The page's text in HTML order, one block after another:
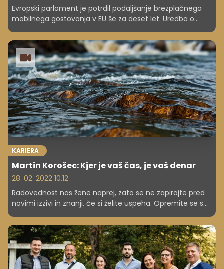
Evropski parlament je potrdil podaljšanje brezplačnega
mobilnega gostovanja v EU še za deset let. Uredba o
mobilnem gostovanju, ki je 15. junija 2017 omogočila
evropskim državljanom, da med potovanjem v drugih
državah EU kličejo, pošiljajo sporočila in brskajo po spletu
brez dodatnih stroškov, bo tako veljala do leta 2032.
KARIERA
Martin Korošec: Kjer je vaš čas, je vaš denar
28. 02. 2022 10.12
Radovednost nas žene naprej, zato se ne zapirajte pred
novimi izzivi in znanji, če si želite uspeha. Opremite se s
pogumom, samozavestjo in se odločite za akcijo. Tako
preprosto je lahko. O številnih priložnostih na spletu,
novih trendih, ustvarjanju lastne blagovne znamke, dobi
influencerstva in še in še, smo se pogovarjali tudi z
Martinom Korošcem.